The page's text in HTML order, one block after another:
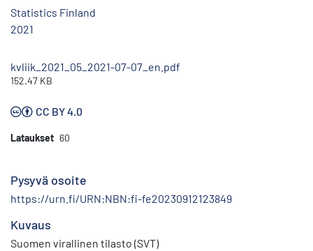
Statistics Finland
2021
kvliik_2021_05_2021-07-07_en.pdf
152.47 KB
CC BY 4.0
Lataukset 60
Pysyvä osoite
https://urn.fi/URN:NBN:fi-fe20230912123849
Kuvaus
Suomen virallinen tilasto (SVT)